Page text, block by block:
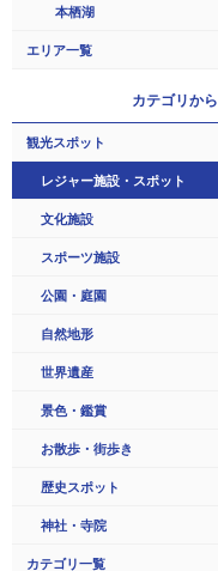
本栖湖
エリア一覧
カテゴリから
観光スポット
レジャー施設・スポット
文化施設
スポーツ施設
公園・庭園
自然地形
世界遺産
景色・鑑賞
お散歩・街歩き
歴史スポット
神社・寺院
カテゴリ一覧